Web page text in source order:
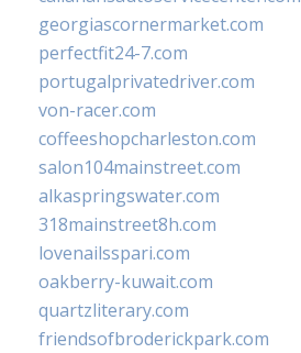
georgiascornermarket.com
perfectfit24-7.com
portugalprivatedriver.com
von-racer.com
coffeeshopcharleston.com
salon104mainstreet.com
alkaspringswater.com
318mainstreet8h.com
lovenailsspari.com
oakberry-kuwait.com
quartzliterary.com
friendsofbroderickpark.com